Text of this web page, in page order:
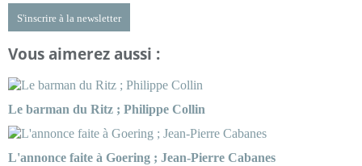
S'inscrire à la newsletter
Vous aimerez aussi :
Le barman du Ritz ; Philippe Collin
L'annonce faite à Goering ; Jean-Pierre Cabanes